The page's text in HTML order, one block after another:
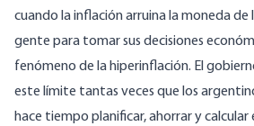
cuando la inflación arruina la moneda de
gente para tomar sus decisiones
fenómeno de la hiperinflación. El
este límite tantas veces que los
hace tiempo planificar, ahorrar y calcular